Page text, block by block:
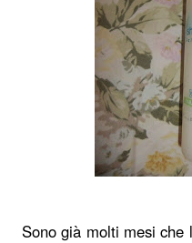
Sono già molti mesi